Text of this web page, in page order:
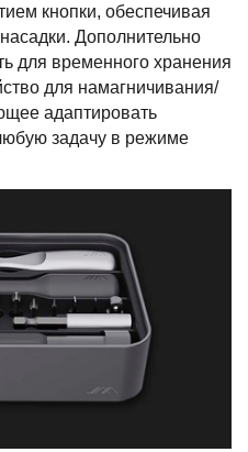
кнопки, обеспечивая
Дополнительно
для временного хранения
для намагничивания/
адаптировать
задачу в режиме